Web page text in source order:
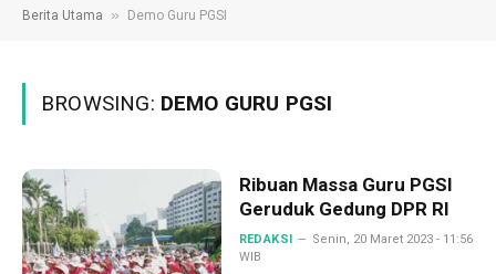
Berita Utama » Demo Guru PGSI
BROWSING: DEMO GURU PGSI
Ribuan Massa Guru PGSI
Geruduk Gedung DPR RI
REDAKSI
Senin, 20 Maret 2023 - 11:56
WIB